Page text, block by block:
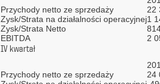
Warszawie
przy
ul.
Racławickiej
celach
marketingowych,
Przychody netto ze sprzedaży
22
Zysk/Strata na działalności operacyjnej1
Zysk/Strata Netto
EBITDA
2
IV kwartał
Przychody netto ze sprzedaży
24